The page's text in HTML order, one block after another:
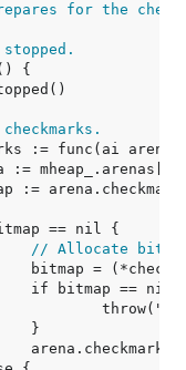
for the
// Allocate